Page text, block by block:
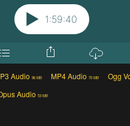
Audio 96 MB MP4 Audio 70 MB
Ogg
Audio 53 MB